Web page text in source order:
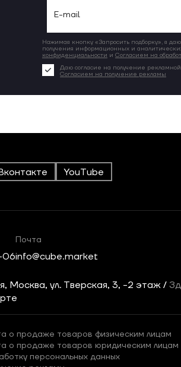
Нажимая кнопку «Запросить подборку», я
получения информационных и
конфиденциальности и Согласием на
Даю согласие на получение
Согласием на получение рекламы
YouTube
06
Почта
info@cube.market
Москва, ул. Тверская, 3, -2 этаж /
о продаже товаров физическим лицам
о продаже товаров юридическим лицам
персональных данных